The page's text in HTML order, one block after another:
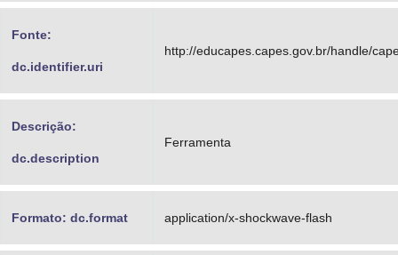
Fonte:
dc.identifier.uri
http://educapes.capes.gov.br/handle/
Descrição:
dc.description
Ferramenta
Formato: dc.format application/x-shockwave-flash